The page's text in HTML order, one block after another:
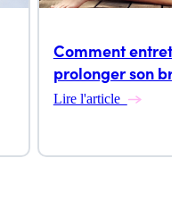
Comment
prolonger son
Lire l'article